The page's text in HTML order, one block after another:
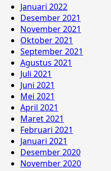
Januari 2022
Desember 2021
November 2021
Oktober 2021
September 2021
Agustus 2021
Juli 2021
Juni 2021
Mei 2021
April 2021
Maret 2021
Februari 2021
Januari 2021
Desember 2020
November 2020